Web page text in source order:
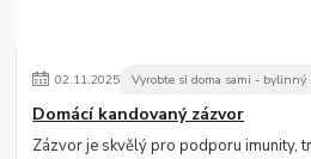
02.11.2025 Vyrobte si doma sami - bylinný
Domácí kandovaný zázvor
Zázvor je skvělý pro podporu imunity,